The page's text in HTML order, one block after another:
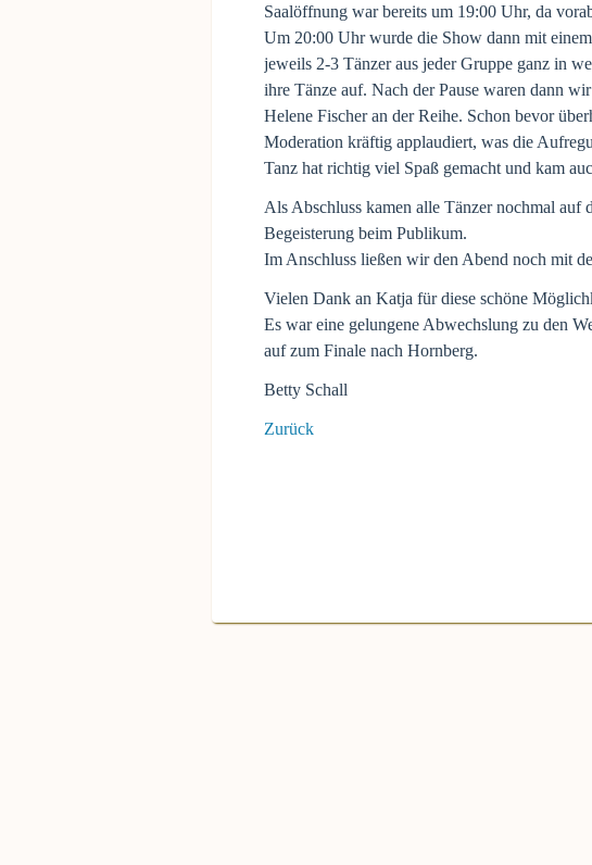
Saalöffnung war bereits um 19:00 Uhr, da
Um 20:00 Uhr wurde die Show dann mit
jeweils 2-3 Tänzer aus jeder Gruppe ganz in
ihre Tänze auf. Nach der Pause waren dann
Helene Fischer an der Reihe. Schon bevor
Moderation kräftig applaudiert, was die
Tanz hat richtig viel Spaß gemacht und kam
Als Abschluss kamen alle Tänzer nochmal auf
Begeisterung beim Publikum.
Im Anschluss ließen wir den Abend noch mit
Vielen Dank an Katja für diese schöne
Es war eine gelungene Abwechslung zu den
auf zum Finale nach Hornberg.
Betty Schall
Zurück